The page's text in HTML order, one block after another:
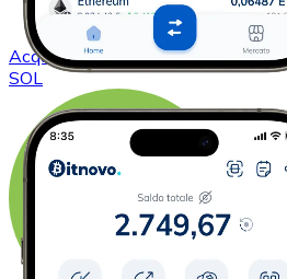
AcquistareSolanacon bonifico
SOL